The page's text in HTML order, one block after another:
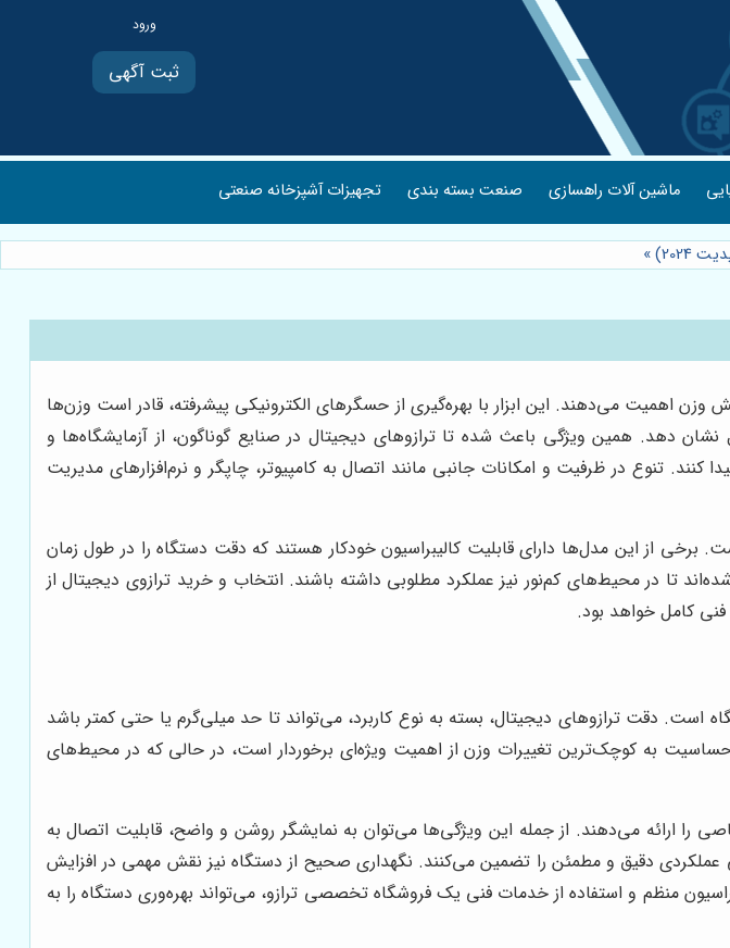
ثبت آگهی
ماشین آلات راهسازی صنعت بسته بندی تجهیزات آشپزخانه صنعتی
»
اهمیت می‌دهند. این ابزار با بهره‌گیری از حسگرهای الکترونیکی پیشرفته، قادر است وزن‌ها
دهد. همین ویژگی باعث شده تا ترازوهای دیجیتال در صنایع گوناگون، از آزمایشگاه‌ها و
کنند. تنوع در ظرفیت و امکانات جانبی مانند اتصال به کامپیوتر، چاپگر و نرم‌افزارهای مدیریت
برخی از این مدل‌ها دارای قابلیت کالیبراسیون خودکار هستند که دقت دستگاه را در طول زمان
تا در محیط‌های کم‌نور نیز عملکرد مطلوبی داشته باشند. انتخاب و خرید ترازوی دیجیتال از
کامل خواهد بود.
است. دقت ترازوهای دیجیتال، بسته به نوع کاربرد، می‌تواند تا حد میلی‌گرم یا حتی کمتر باشد
به کوچک‌ترین تغییرات وزن از اهمیت ویژه‌ای برخوردار است، در حالی که در محیط‌های
را ارائه می‌دهند. از جمله این ویژگی‌ها می‌توان به نمایشگر روشن و واضح، قابلیت اتصال به
عملکردی دقیق و مطمئن را تضمین می‌کنند. نگهداری صحیح از دستگاه نیز نقش مهمی در افزایش
منظم و استفاده از خدمات فنی یک فروشگاه تخصصی ترازو، می‌تواند بهره‌وری دستگاه را به